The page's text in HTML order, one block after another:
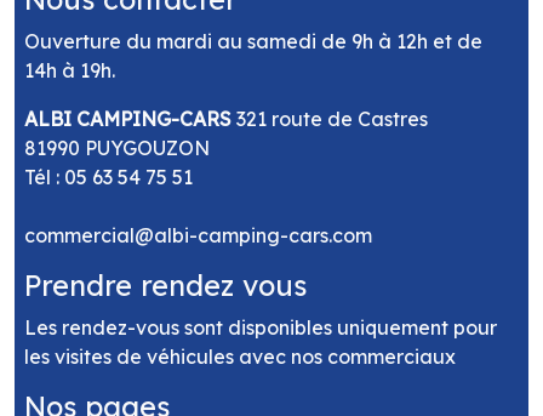
Ouverture du mardi au samedi de 9h à 12h et de
14h à 19h.
ALBI CAMPING-CARS 321 route de Castres
81990 PUYGOUZON
Tél : 05 63 54 75 51
commercial@albi-camping-cars.com
Prendre rendez vous
Les rendez-vous sont disponibles uniquement pour
les visites de véhicules avec nos commerciaux
Nos pages